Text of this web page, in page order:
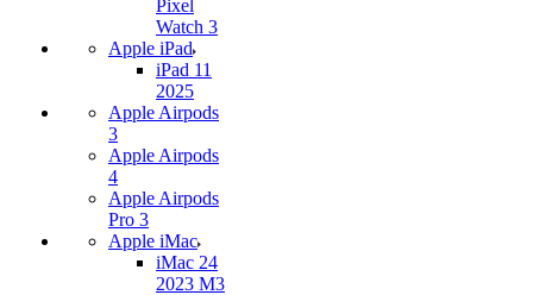
Pixel
Watch 3
Apple iPad
iPad 11
2025
Apple Airpods
3
Apple Airpods
4
Apple Airpods
Pro 3
Apple iMac
iMac 24
2023 M3